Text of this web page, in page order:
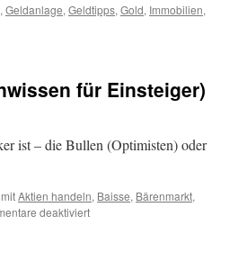
, Geldanlage, Geldtipps, Gold, Immobilien,
für Einsteiger)
ist – die Bullen (Optimisten) oder
Aktien handeln, Baisse, Bärenmarkt,
deaktiviert